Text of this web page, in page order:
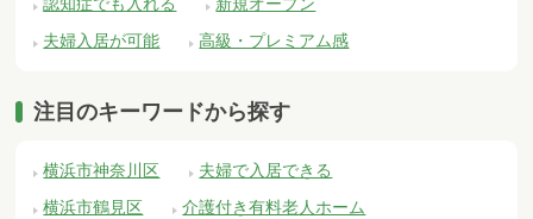
認知症でも入れる
新規オープン
夫婦入居が可能
高級・プレミアム感
注目のキーワードから探す
横浜市神奈川区
夫婦で入居できる
横浜市鶴見区
介護付き有料老人ホーム